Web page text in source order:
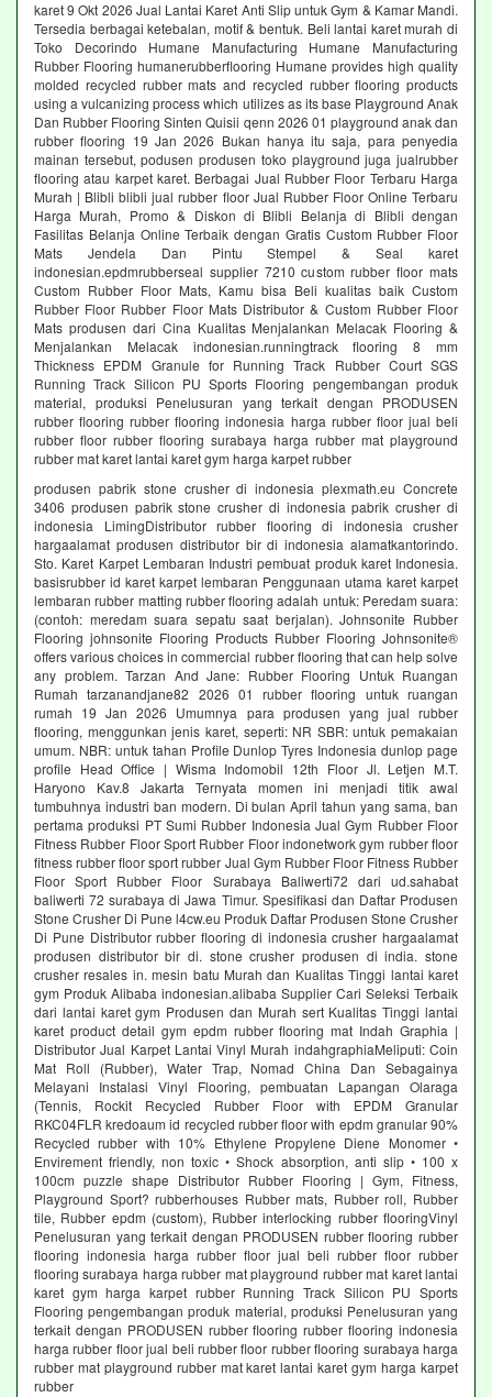
karet 9 Okt 2026 Jual Lantai Karet Anti Slip untuk Gym & Kamar Mandi.
Tersedia berbagai ketebalan, motif & bentuk. Beli lantai karet murah di
Toko Decorindo Humane Manufacturing Humane Manufacturing
Rubber Flooring humanerubberflooring Humane provides high quality
molded recycled rubber mats and recycled rubber flooring products
using a vulcanizing process which utilizes as its base Playground Anak
Dan Rubber Flooring Sinten Quisii qenn 2026 01 playground anak dan
rubber flooring 19 Jan 2026 Bukan hanya itu saja, para penyedia
mainan tersebut, podusen produsen toko playground juga jualrubber
flooring atau karpet karet. Berbagai Jual Rubber Floor Terbaru Harga
Murah | Blibli blibli jual rubber floor Jual Rubber Floor Online Terbaru
Harga Murah, Promo & Diskon di Blibli Belanja di Blibli dengan
Fasilitas Belanja Online Terbaik dengan Gratis Custom Rubber Floor
Mats Jendela Dan Pintu Stempel & Seal karet
indonesian.epdmrubberseal supplier 7210 custom rubber floor mats
Custom Rubber Floor Mats, Kamu bisa Beli kualitas baik Custom
Rubber Floor Rubber Floor Mats Distributor & Custom Rubber Floor
Mats produsen dari Cina Kualitas Menjalankan Melacak Flooring &
Menjalankan Melacak indonesian.runningtrack flooring 8 mm
Thickness EPDM Granule for Running Track Rubber Court SGS
Running Track Silicon PU Sports Flooring pengembangan produk
material, produksi Penelusuran yang terkait dengan PRODUSEN
rubber flooring rubber flooring indonesia harga rubber floor jual beli
rubber floor rubber flooring surabaya harga rubber mat playground
rubber mat karet lantai karet gym harga karpet rubber
produsen pabrik stone crusher di indonesia plexmath.eu Concrete
3406 produsen pabrik stone crusher di indonesia pabrik crusher di
indonesia LimingDistributor rubber flooring di indonesia crusher
hargaalamat produsen distributor bir di indonesia alamatkantorindo.
Sto. Karet Karpet Lembaran Industri pembuat produk karet Indonesia.
basisrubber id karet karpet lembaran Penggunaan utama karet karpet
lembaran rubber matting rubber flooring adalah untuk: Peredam suara:
(contoh: meredam suara sepatu saat berjalan). Johnsonite Rubber
Flooring johnsonite Flooring Products Rubber Flooring Johnsonite®
offers various choices in commercial rubber flooring that can help solve
any problem. Tarzan And Jane: Rubber Flooring Untuk Ruangan
Rumah tarzanandjane82 2026 01 rubber flooring untuk ruangan
rumah 19 Jan 2026 Umumnya para produsen yang jual rubber
flooring, menggunkan jenis karet, seperti: NR SBR: untuk pemakaian
umum. NBR: untuk tahan Profile Dunlop Tyres Indonesia dunlop page
profile Head Office | Wisma Indomobil 12th Floor Jl. Letjen M.T.
Haryono Kav.8 Jakarta Ternyata momen ini menjadi titik awal
tumbuhnya industri ban modern. Di bulan April tahun yang sama, ban
pertama produksi PT Sumi Rubber Indonesia Jual Gym Rubber Floor
Fitness Rubber Floor Sport Rubber Floor indonetwork gym rubber floor
fitness rubber floor sport rubber Jual Gym Rubber Floor Fitness Rubber
Floor Sport Rubber Floor Surabaya Baliwerti72 dari ud.sahabat
baliwerti 72 surabaya di Jawa Timur. Spesifikasi dan Daftar Produsen
Stone Crusher Di Pune l4cw.eu Produk Daftar Produsen Stone Crusher
Di Pune Distributor rubber flooring di indonesia crusher hargaalamat
produsen distributor bir di. stone crusher produsen di india. stone
crusher resales in. mesin batu Murah dan Kualitas Tinggi lantai karet
gym Produk Alibaba indonesian.alibaba Supplier Cari Seleksi Terbaik
dari lantai karet gym Produsen dan Murah sert Kualitas Tinggi lantai
karet product detail gym epdm rubber flooring mat Indah Graphia |
Distributor Jual Karpet Lantai Vinyl Murah indahgraphiaMeliputi: Coin
Mat Roll (Rubber), Water Trap, Nomad China Dan Sebagainya
Melayani Instalasi Vinyl Flooring, pembuatan Lapangan Olaraga
(Tennis, Rockit Recycled Rubber Floor with EPDM Granular
RKC04FLR kredoaum id recycled rubber floor with epdm granular 90%
Recycled rubber with 10% Ethylene Propylene Diene Monomer •
Envirement friendly, non toxic • Shock absorption, anti slip • 100 x
100cm puzzle shape Distributor Rubber Flooring | Gym, Fitness,
Playground Sport? rubberhouses Rubber mats, Rubber roll, Rubber
tile, Rubber epdm (custom), Rubber interlocking rubber flooringVinyl
Penelusuran yang terkait dengan PRODUSEN rubber flooring rubber
flooring indonesia harga rubber floor jual beli rubber floor rubber
flooring surabaya harga rubber mat playground rubber mat karet lantai
karet gym harga karpet rubber Running Track Silicon PU Sports
Flooring pengembangan produk material, produksi Penelusuran yang
terkait dengan PRODUSEN rubber flooring rubber flooring indonesia
harga rubber floor jual beli rubber floor rubber flooring surabaya harga
rubber mat playground rubber mat karet lantai karet gym harga karpet
rubber